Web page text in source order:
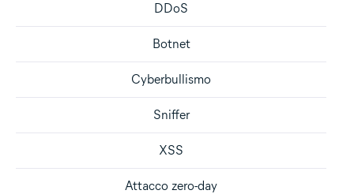
DDoS
Botnet
Cyberbullismo
Sniffer
XSS
Attacco zero-day